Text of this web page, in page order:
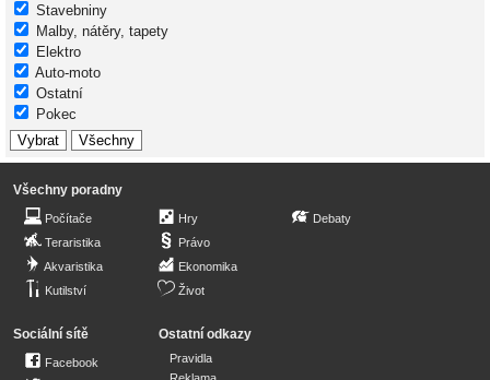
Stavebniny
Malby, nátěry, tapety
Elektro
Auto-moto
Ostatní
Pokec
Všechny poradny
Počítače
Teraristika
Akvaristika
Kutilství
Hry
Právo
Ekonomika
Život
Debaty
Sociální sítě
Facebook
Ostatní odkazy
Pravidla